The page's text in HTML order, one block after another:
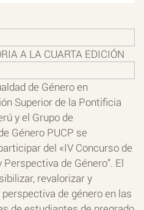
A LA CUARTA EDICIÓN
de Género en
Superior de la Pontificia
y el Grupo de
Género PUCP se
del «IV Concurso de
de Género”. El
revalorizar y
de género en las